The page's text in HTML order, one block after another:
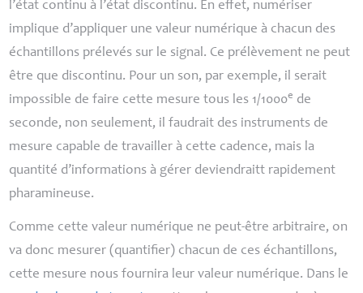
l’état continu à l’état discontinu. En effet, numériser
implique d’appliquer une valeur numérique à chacun des
échantillons prélevés sur le signal. Ce prélèvement ne peut
être que discontinu. Pour un son, par exemple, il serait
impossible de faire cette mesure tous les 1/1000e de
seconde, non seulement, il faudrait des instruments de
mesure capable de travailler à cette cadence, mais la
quantité d’informations à gérer deviendraitt rapidement
pharamineuse.
Comme cette valeur numérique ne peut-être arbitraire, on
va donc mesurer (quantifier) chacun de ces échantillons,
cette mesure nous fournira leur valeur numérique. Dans le